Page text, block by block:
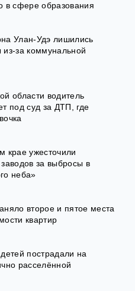
в сфере образования
Улан-Удэ лишились
за коммунальной
области водитель
под суд за ДТП, где
крае ужесточили
за выбросы в
неба»
второе и пятое места
квартир
пострадали на
расселённой